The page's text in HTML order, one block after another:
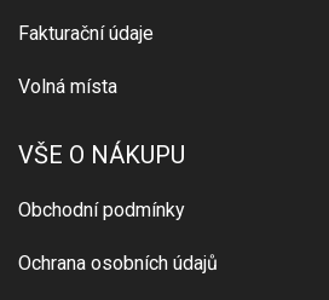
Fakturační údaje
Volná místa
VŠE O NÁKUPU
Obchodní podmínky
Ochrana osobních údajů